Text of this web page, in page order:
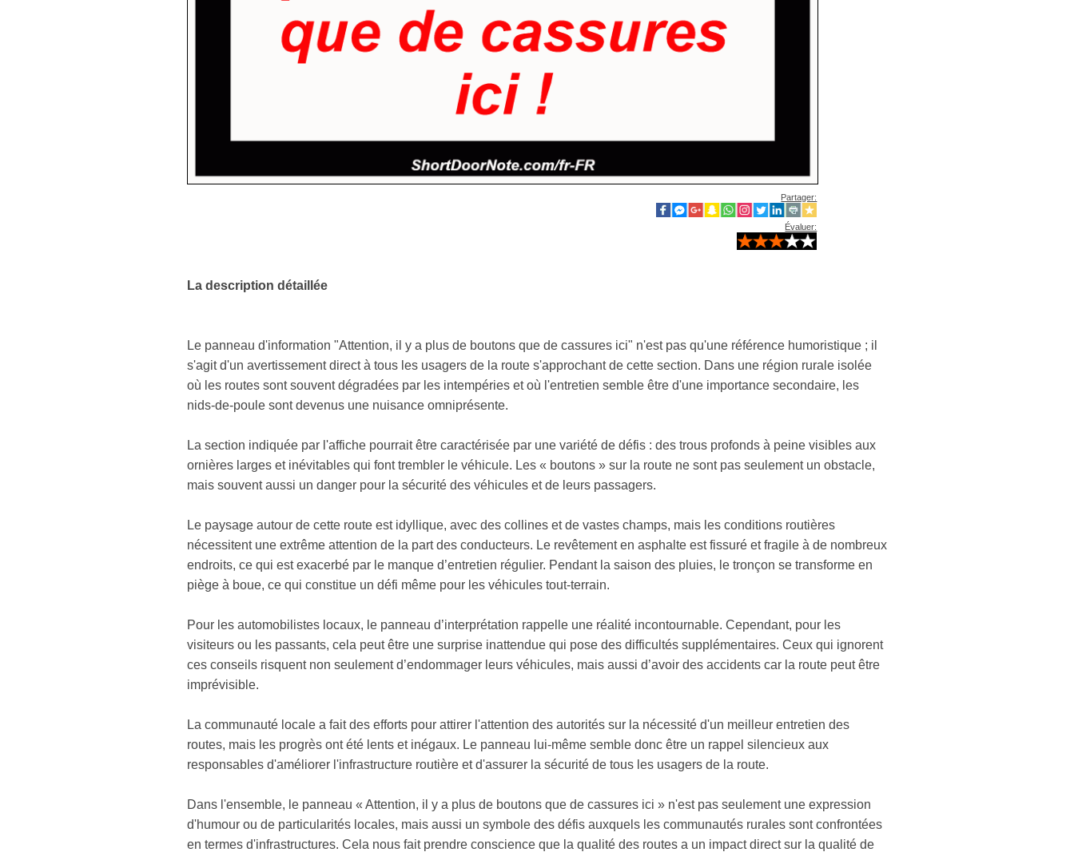
Partager:
Évaluer:
La description détaillée
Le panneau d'information "Attention, il y a plus de boutons que de cassures ici" n'est pas qu'une référence humoristique ; il
s'agit d'un avertissement direct à tous les usagers de la route s'approchant de cette section. Dans une région rurale isolée
où les routes sont souvent dégradées par les intempéries et où l'entretien semble être d'une importance secondaire, les
nids-de-poule sont devenus une nuisance omniprésente.
La section indiquée par l'affiche pourrait être caractérisée par une variété de défis : des trous profonds à peine visibles aux
ornières larges et inévitables qui font trembler le véhicule. Les « boutons » sur la route ne sont pas seulement un obstacle,
mais souvent aussi un danger pour la sécurité des véhicules et de leurs passagers.
Le paysage autour de cette route est idyllique, avec des collines et de vastes champs, mais les conditions routières
nécessitent une extrême attention de la part des conducteurs. Le revêtement en asphalte est fissuré et fragile à de nombreux
endroits, ce qui est exacerbé par le manque d’entretien régulier. Pendant la saison des pluies, le tronçon se transforme en
piège à boue, ce qui constitue un défi même pour les véhicules tout-terrain.
Pour les automobilistes locaux, le panneau d’interprétation rappelle une réalité incontournable. Cependant, pour les
visiteurs ou les passants, cela peut être une surprise inattendue qui pose des difficultés supplémentaires. Ceux qui ignorent
ces conseils risquent non seulement d’endommager leurs véhicules, mais aussi d’avoir des accidents car la route peut être
imprévisible.
La communauté locale a fait des efforts pour attirer l'attention des autorités sur la nécessité d'un meilleur entretien des
routes, mais les progrès ont été lents et inégaux. Le panneau lui-même semble donc être un rappel silencieux aux
responsables d'améliorer l'infrastructure routière et d'assurer la sécurité de tous les usagers de la route.
Dans l'ensemble, le panneau « Attention, il y a plus de boutons que de cassures ici » n'est pas seulement une expression
d'humour ou de particularités locales, mais aussi un symbole des défis auxquels les communautés rurales sont confrontées
en termes d'infrastructures. Cela nous fait prendre conscience que la qualité des routes a un impact direct sur la qualité de